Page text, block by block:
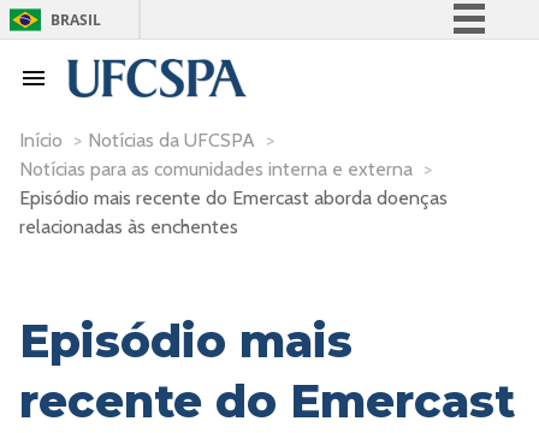
BRASIL
Acesso à informação
Início > Notícias da UFCSPA >
Notícias para as comunidades interna e externa >
Episódio mais recente do Emercast aborda doenças
relacionadas às enchentes
Episódio mais
recente do Emercast